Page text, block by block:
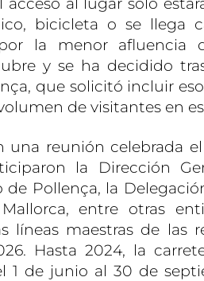
bicicleta o se llega
la menor afluencia
y se ha decidido
que solicitó incluir
de visitantes en
una reunión celebrada
la Dirección
de Pollença, la
entre otras
líneas maestras de las
Hasta 2024, la
1 de junio al 30 de